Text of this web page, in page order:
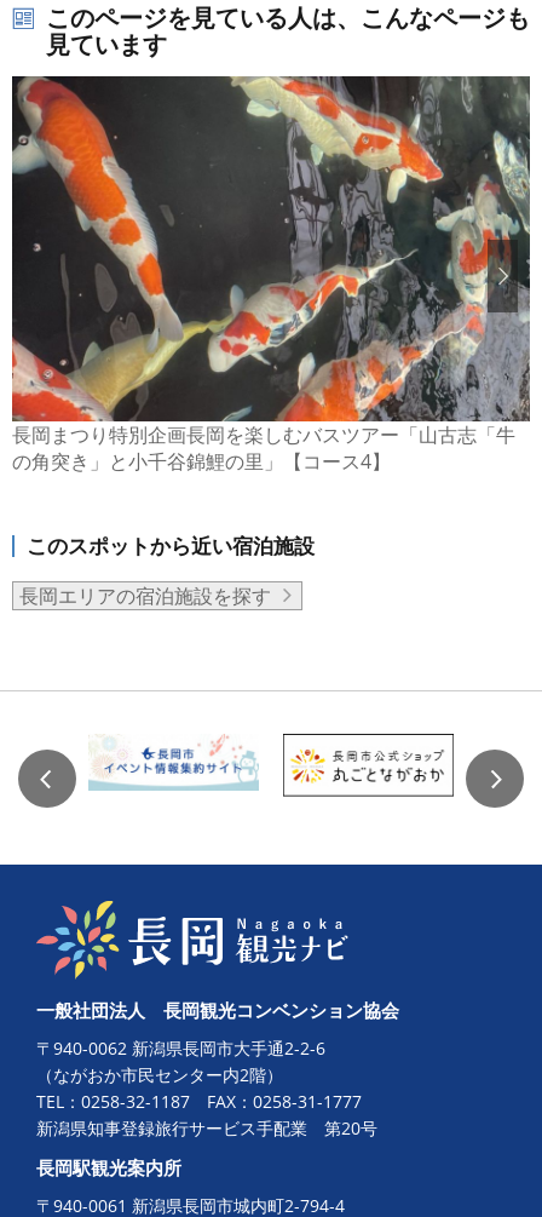
このページを見ている人は、こんなページも
見ています
長岡まつり特別企画長岡を楽しむバスツアー「山古志「牛
の角突き」と小千谷錦鯉の里」【コース4】
このスポットから近い宿泊施設
長岡エリアの宿泊施設を探す
一般社団法人 長岡観光コンベンション協会
〒940-0062 新潟県長岡市大手通2-2-6
（ながおか市民センター内2階）
TEL： 0258-32-1187 FAX：0258-31-1777
新潟県知事登録旅行サービス手配業 第20号
長岡駅観光案内所
〒940-0061 新潟県長岡市城内町2-794-4